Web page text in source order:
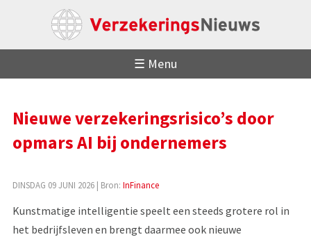
☰ Menu
Nieuwe verzekeringsrisico’s door
opmars AI bij ondernemers
DINSDAG 09 JUNI 2026| Bron: InFinance
Kunstmatige intelligentie speelt een steeds grotere rol in
het bedrijfsleven en brengt daarmee ook nieuwe